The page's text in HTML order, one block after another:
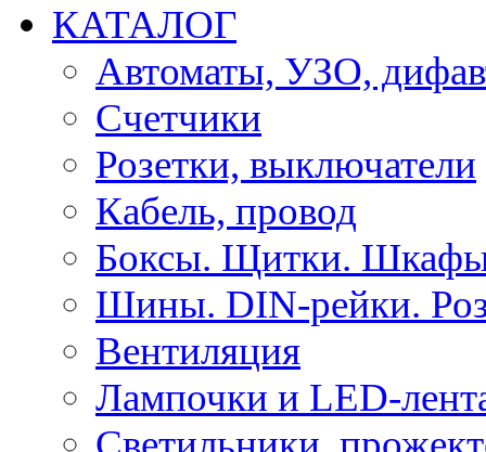
КАТАЛОГ
Автоматы, УЗО,
Счетчики
Розетки, выключатели
Кабель, провод
Боксы. Щитки.
Шины. DIN-рейки.
Вентиляция
Лампочки и LED-